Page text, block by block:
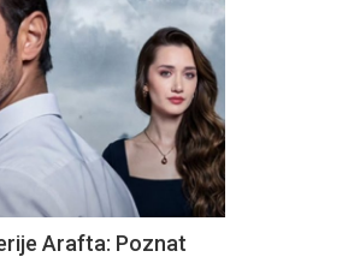
Arafta: Poznat